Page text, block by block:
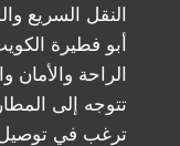
النقل السريع
أبو فطيرة
الراحة
تتوجه إلى
ترغب في توصيل